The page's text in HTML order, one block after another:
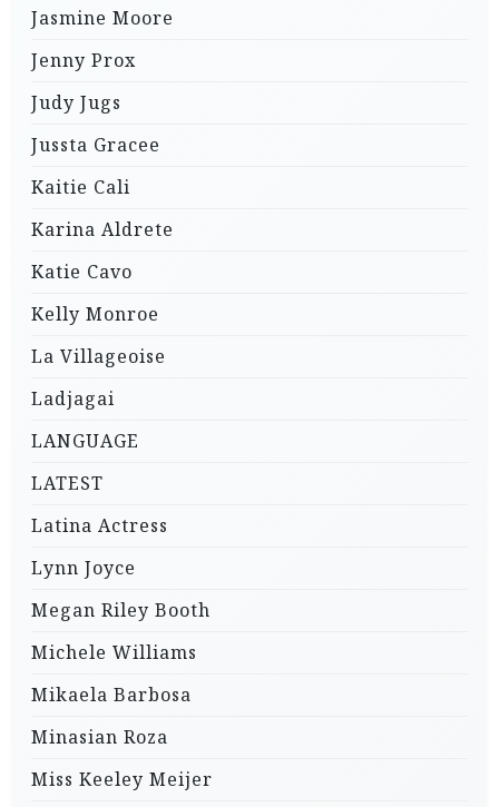
Jasmine Moore
Jenny Prox
Judy Jugs
Jussta Gracee
Kaitie Cali
Karina Aldrete
Katie Cavo
Kelly Monroe
La Villageoise
Ladjagai
LANGUAGE
LATEST
Latina Actress
Lynn Joyce
Megan Riley Booth
Michele Williams
Mikaela Barbosa
Minasian Roza
Miss Keeley Meijer